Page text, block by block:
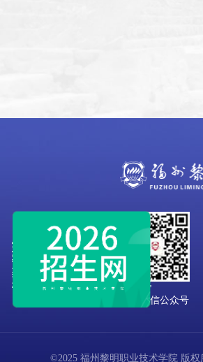
学校微信公众号
©2025 福州黎明职业技术学院 版权